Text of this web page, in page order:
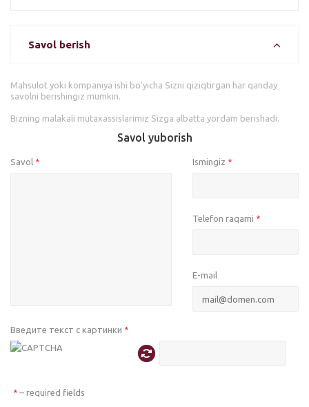
Savol berish
Mahsulot yoki kompaniya ishi bo’yicha Sizni qiziqtirgan har qanday
savolni berishingiz mumkin.
Bizning malakali mutaxassislarimiz Sizga albatta yordam berishadi.
Savol yuborish
Savol * Ismingiz *
Telefon raqami *
E-mail
Введите текст с картинки *
* – required fields